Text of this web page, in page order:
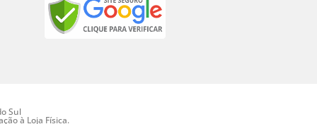
Sul
à Loja Física.